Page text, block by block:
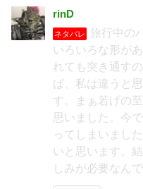
rinD
ネタバレ
旅行中の
いろいろな形が
れても突き通す
ば、私は違うと
す。まぁ若げの
思いました。今
ってしまいまし
いと思います。
しみが必要なんで